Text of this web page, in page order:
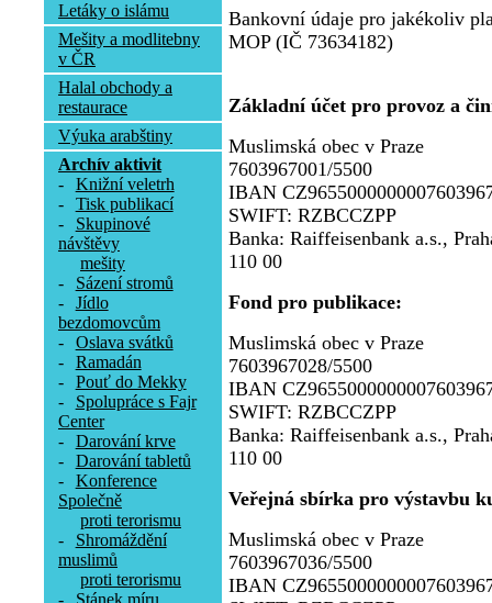
Letáky o islámu
Mešity a modlitebny
v ČR
Halal obchody a
restaurace
Výuka arabštiny
Archív aktivit
-
Knižní veletrh
-
Tisk publikací
-
Skupinové
návštěvy
mešity
-
Sázení stromů
-
Jídlo
bezdomovcům
-
Oslava svátků
-
Ramadán
-
Pouť do Mekky
-
Spolupráce s Fajr
Center
-
Darování krve
-
Darování tabletů
-
Konference
Společně
proti terorismu
-
Shromáždění
muslimů
proti terorismu
Bankovní údaje pro jakékoliv
MOP (IČ 73634182)
Základní účet pro provoz a
Muslimská obec v Praze
7603967001/5500
IBAN
SWIFT: RZBCCZPP
Banka: Raiffeisenbank a.s.,
110 00
Fond pro publikace:
Muslimská obec v Praze
7603967028/5500
IBAN
SWIFT: RZBCCZPP
Banka: Raiffeisenbank a.s.,
110 00
Veřejná sbírka pro výstavbu
Muslimská obec v Praze
7603967036/5500
IBAN